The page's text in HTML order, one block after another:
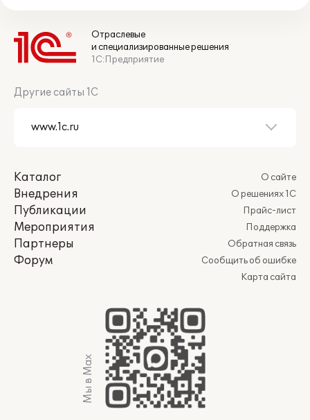
Бюджетирование
Подсистема реализует следующие
функции:
планирование деятельности и
финансовой ответственности (ЦФО),
проектов, остаточных и оборотных
показателей, дополнительной
аналитики (номенклатура,
контрагенты, и пр.);
мониторинг фактического
исполнения в разрезах выполненного
Отраслевые
и специализированные решения
1С:Предприятие
Другие сайты 1С
Каталог
Внедрения
Публикации
Мероприятия
Партнеры
Форум
О сайте
О решениях 1С
Прайс-лист
Поддержка
Обратная связь
Сообщить об ошибке
Карта сайта
Мы в Max